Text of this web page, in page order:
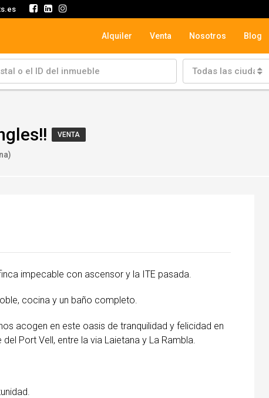
Alquiler Venta Nosotros Blog
Todas las ciudades
VENTA
impecable con ascensor y la ITE pasada.
cocina y un baño completo.
acogen en este oasis de tranquilidad y felicidad en
Port Vell, entre la via Laietana y La Rambla.